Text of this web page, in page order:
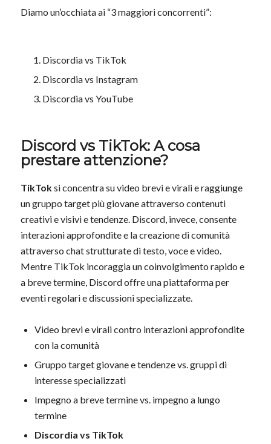
Diamo un’occhiata ai “3 maggiori concorrenti”:
Discordia vs TikTok
Discordia vs Instagram
Discordia vs YouTube
Discord vs TikTok: A cosa
prestare attenzione?
TikToksi concentra su video brevi e virali e raggiunge
un gruppo target più giovane attraverso contenuti
creativi e visivi e tendenze. Discord, invece, consente
interazioni approfondite e la creazione di comunità
attraverso chat strutturate di testo, voce e video.
Mentre TikTok incoraggia un coinvolgimento rapido e
a breve termine, Discord offre una piattaforma per
eventi regolari e discussioni specializzate.
Video brevi e virali contro interazioni approfondite
con la comunità
Gruppo target giovane e tendenze vs. gruppi di
interesse specializzati
Impegno a breve termine vs. impegno a lungo
termine
Discordia vs TikTok